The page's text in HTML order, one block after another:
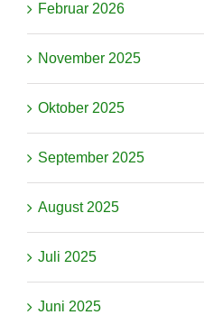
Februar 2026
November 2025
Oktober 2025
September 2025
August 2025
Juli 2025
Juni 2025